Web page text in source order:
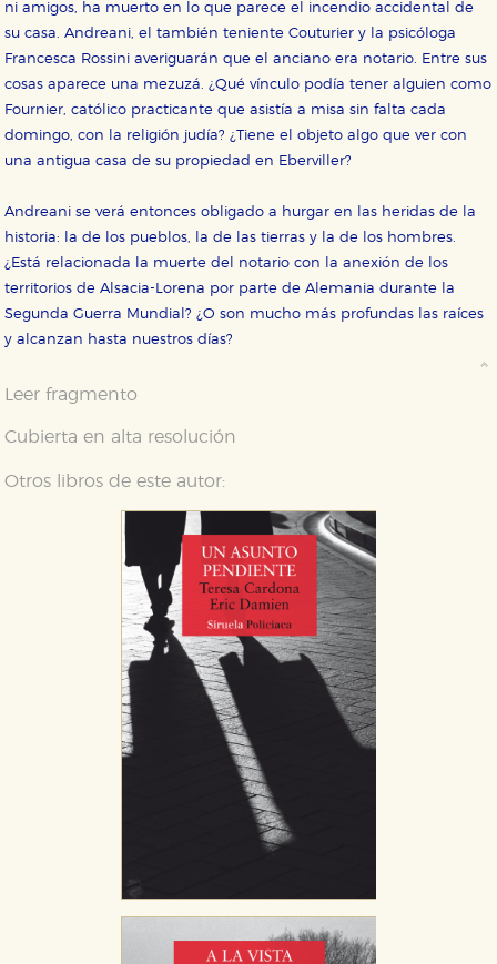
ni amigos, ha muerto en lo que parece el incendio accidental de
su casa. Andreani, el también teniente Couturier y la psicóloga
Francesca Rossini averiguarán que el anciano era notario. Entre sus
cosas aparece una mezuzá. ¿Qué vínculo podía tener alguien como
Fournier, católico practicante que asistía a misa sin falta cada
domingo, con la religión judía? ¿Tiene el objeto algo que ver con
una antigua casa de su propiedad en Eberviller?
Andreani se verá entonces obligado a hurgar en las heridas de la
historia: la de los pueblos, la de las tierras y la de los hombres.
¿Está relacionada la muerte del notario con la anexión de los
territorios de Alsacia-Lorena por parte de Alemania durante la
Segunda Guerra Mundial? ¿O son mucho más profundas las raíces
y alcanzan hasta nuestros días?
Leer fragmento
Cubierta en alta resolución
Otros libros de este autor:
CONFIGURACIÓN DE COOKIES
HABILITAR TODO